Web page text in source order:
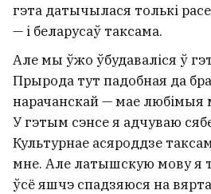
гэта датычылася толькі
— і беларусаў таксама.
Але мы ўжо ўбудаваліся ў
Прырода тут падобная да
нарачанскай — мае любімыя
У гэтым сэнсе я адчуваю
Культурнае асяроддзе
мне. Але латышскую мову я
ўсё яшчэ спадзяюся на